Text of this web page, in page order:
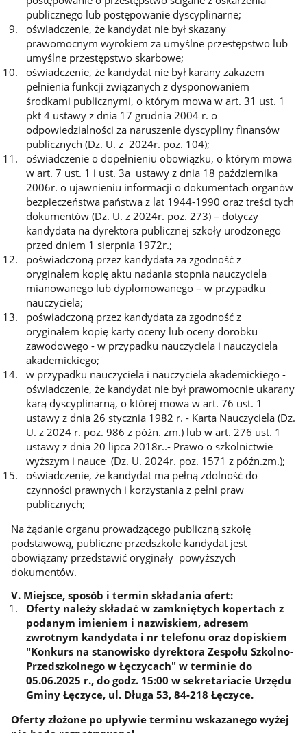
publicznego lub postępowanie dyscyplinarne;
oświadczenie, że kandydat nie był skazany
prawomocnym wyrokiem za umyślne przestępstwo lub
umyślne przestępstwo skarbowe;
oświadczenie, że kandydat nie był karany zakazem
pełnienia funkcji związanych z dysponowaniem
środkami publicznymi, o którym mowa w art. 31 ust. 1
pkt 4 ustawy z dnia 17 grudnia 2004 r. o
odpowiedzialności za naruszenie dyscypliny finansów
publicznych (Dz. U. z 2024r. poz. 104);
oświadczenie o dopełnieniu obowiązku, o którym mowa
w art. 7 ust. 1 i ust. 3a ustawy z dnia 18 października
2006r. o ujawnieniu informacji o dokumentach organów
bezpieczeństwa państwa z lat 1944-1990 oraz treści tych
dokumentów (Dz. U. z 2024r. poz. 273) – dotyczy
kandydata na dyrektora publicznej szkoły urodzonego
przed dniem 1 sierpnia 1972r.;
poświadczoną przez kandydata za zgodność z
oryginałem kopię aktu nadania stopnia nauczyciela
mianowanego lub dyplomowanego – w przypadku
nauczyciela;
poświadczoną przez kandydata za zgodność z
oryginałem kopię karty oceny lub oceny dorobku
zawodowego - w przypadku nauczyciela i nauczyciela
akademickiego;
w przypadku nauczyciela i nauczyciela akademickiego -
oświadczenie, że kandydat nie był prawomocnie ukarany
karą dyscyplinarną, o której mowa w art. 76 ust. 1
ustawy z dnia 26 stycznia 1982 r. - Karta Nauczyciela (Dz.
U. z 2024 r. poz. 986 z późn. zm.) lub w art. 276 ust. 1
ustawy z dnia 20 lipca 2018r..- Prawo o szkolnictwie
wyższym i nauce (Dz. U. 2024r. poz. 1571 z późn.zm.);
oświadczenie, że kandydat ma pełną zdolność do
czynności prawnych i korzystania z pełni praw
publicznych;
Na żądanie organu prowadzącego publiczną szkołę
podstawową, publiczne przedszkole kandydat jest
obowiązany przedstawić oryginały powyższych
dokumentów.
V. Miejsce, sposób i termin składania ofert:
Oferty należy składać w zamkniętych kopertach z
podanym imieniem i nazwiskiem, adresem
zwrotnym kandydata i nr telefonu oraz dopiskiem
"Konkurs na stanowisko dyrektora Zespołu Szkolno-
Przedszkolnego w Łęczycach" w terminie do
05.06.2025 r., do godz. 15:00 w sekretariacie Urzędu
Gminy Łęczyce, ul. Długa 53, 84-218 Łęczyce.
Oferty złożone po upływie terminu wskazanego wyżej